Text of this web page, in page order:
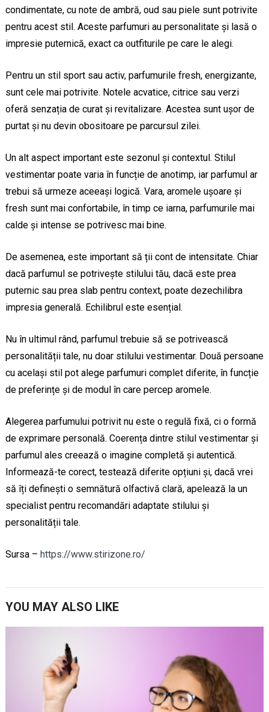
condimentate, cu note de ambră, oud sau piele sunt potrivite
pentru acest stil. Aceste parfumuri au personalitate și lasă o
impresie puternică, exact ca outfiturile pe care le alegi.
Pentru un stil sport sau activ, parfumurile fresh, energizante,
sunt cele mai potrivite. Notele acvatice, citrice sau verzi
oferă senzația de curat și revitalizare. Acestea sunt ușor de
purtat și nu devin obositoare pe parcursul zilei.
Un alt aspect important este sezonul și contextul. Stilul
vestimentar poate varia în funcție de anotimp, iar parfumul ar
trebui să urmeze aceeași logică. Vara, aromele ușoare și
fresh sunt mai confortabile, în timp ce iarna, parfumurile mai
calde și intense se potrivesc mai bine.
De asemenea, este important să ții cont de intensitate. Chiar
dacă parfumul se potrivește stilului tău, dacă este prea
puternic sau prea slab pentru context, poate dezechilibra
impresia generală. Echilibrul este esențial.
Nu în ultimul rând, parfumul trebuie să se potrivească
personalității tale, nu doar stilului vestimentar. Două persoane
cu același stil pot alege parfumuri complet diferite, în funcție
de preferințe și de modul în care percep aromele.
Alegerea parfumului potrivit nu este o regulă fixă, ci o formă
de exprimare personală. Coerența dintre stilul vestimentar și
parfumul ales creează o imagine completă și autentică.
Informează-te corect, testează diferite opțiuni și, dacă vrei
să îți definești o semnătură olfactivă clară, apelează la un
specialist pentru recomandări adaptate stilului și
personalității tale.
Sursa – https://www.stirizone.ro/
YOU MAY ALSO LIKE